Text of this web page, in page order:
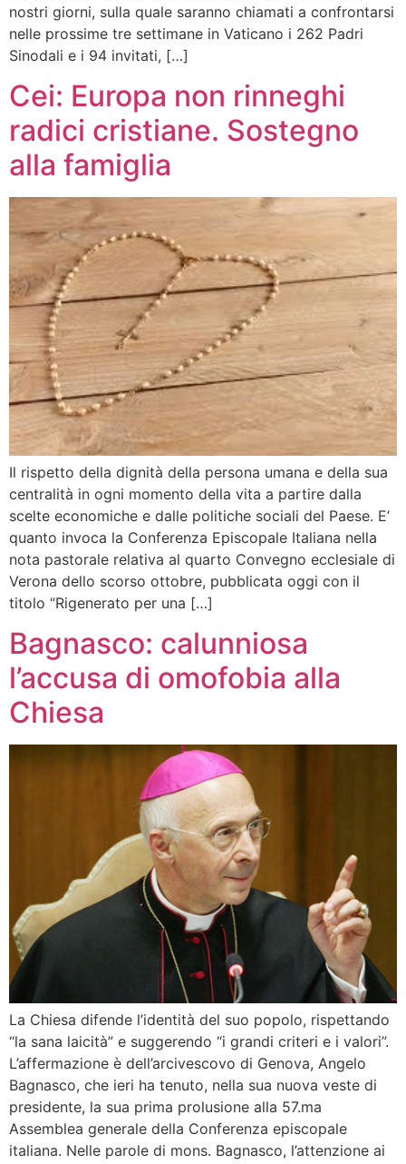
nostri giorni, sulla quale saranno chiamati a confrontarsi
nelle prossime tre settimane in Vaticano i 262 Padri
Sinodali e i 94 invitati, […]
Cei: Europa non rinneghi
radici cristiane. Sostegno
alla famiglia
Il rispetto della dignità della persona umana e della sua
centralità in ogni momento della vita a partire dalla
scelte economiche e dalle politiche sociali del Paese. E’
quanto invoca la Conferenza Episcopale Italiana nella
nota pastorale relativa al quarto Convegno ecclesiale di
Verona dello scorso ottobre, pubblicata oggi con il
titolo “Rigenerato per una […]
Bagnasco: calunniosa
l’accusa di omofobia alla
Chiesa
La Chiesa difende l’identità del suo popolo, rispettando
“la sana laicità” e suggerendo “i grandi criteri e i valori”.
L’affermazione è dell’arcivescovo di Genova, Angelo
Bagnasco, che ieri ha tenuto, nella sua nuova veste di
presidente, la sua prima prolusione alla 57.ma
Assemblea generale della Conferenza episcopale
italiana. Nelle parole di mons. Bagnasco, l’attenzione ai